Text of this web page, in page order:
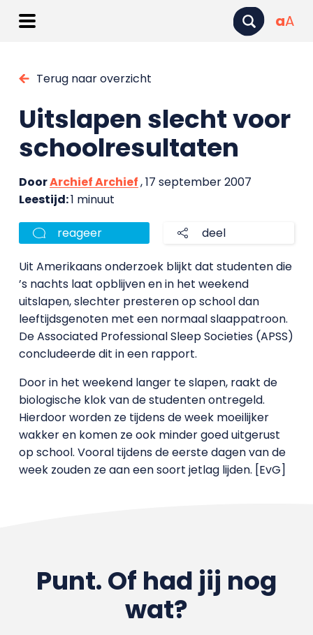
aA
Terug naar overzicht
Uitslapen slecht voor
schoolresultaten
DoorArchief Archief, 17 september 2007
Leestijd:1 minuut
reageer deel
Uit Amerikaans onderzoek blijkt dat studenten die
’s nachts laat opblijven en in het weekend
uitslapen, slechter presteren op school dan
leeftijdsgenoten met een normaal slaappatroon.
De Associated Professional Sleep Societies (APSS)
concludeerde dit in een rapport.
Door in het weekend langer te slapen, raakt de
biologische klok van de studenten ontregeld.
Hierdoor worden ze tijdens de week moeilijker
wakker en komen ze ook minder goed uitgerust
op school. Vooral tijdens de eerste dagen van de
week zouden ze aan een soort jetlag lijden. [EvG]
Punt. Of had jij nog
wat?